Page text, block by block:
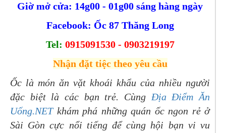
Giờ mở cửa: 14g00 - 01g00 sáng hàng ngày
Facebook: Ốc 87 Thăng Long
Tel: 0915091530 - 0903219197
Nhận đặt tiệc theo yêu cầu
Ốc là món ăn vặt khoái khẩu của nhiều người
đặc biệt là các bạn trẻ. Cùng Địa Điểm Ăn
Uống.NETkhám phá những quán ốc ngon rẻ ở
Sài Gòn cực nổi tiếng để cùng hội bạn vi vu